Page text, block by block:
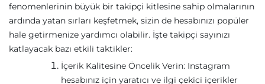
fenomenlerinin büyük bir takipçi kitlesine sahip olmalarının
ardında yatan sırları keşfetmek, sizin de hesabınızı popüler
hale getirmenize yardımcı olabilir. İşte takipçi sayınızı
katlayacak bazı etkili taktikler:
İçerik Kalitesine Öncelik Verin: Instagram
hesabınız için yaratıcı ve ilgi çekici içerikler